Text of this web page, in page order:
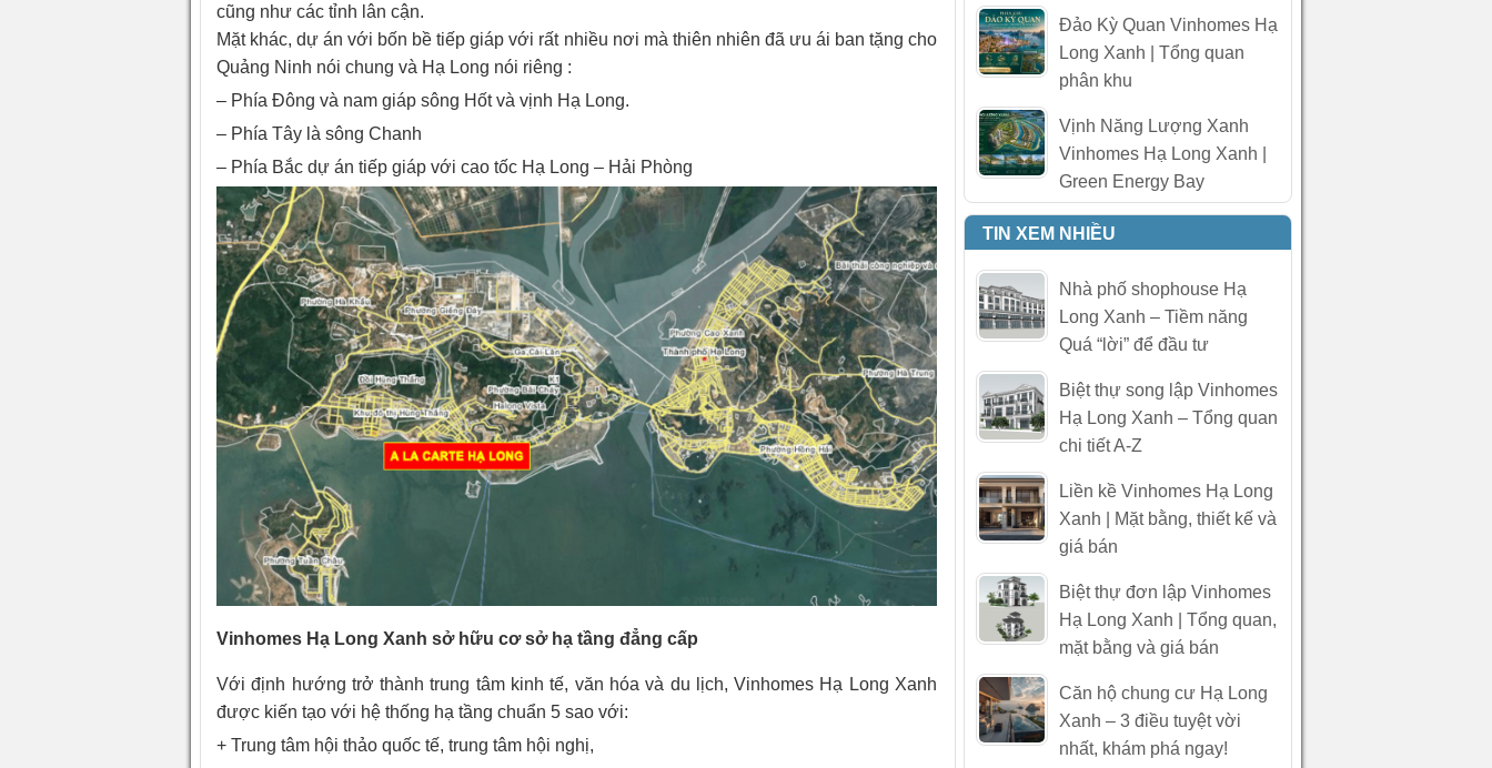
cũng như các tỉnh lân cận.
Mặt khác, dự án với bốn bề tiếp giáp với rất nhiều nơi mà thiên nhiên đã ưu ái ban tặng cho
Quảng Ninh nói chung và Hạ Long nói riêng :
– Phía Đông và nam giáp sông Hốt và vịnh Hạ Long.
– Phía Tây là sông Chanh
– Phía Bắc dự án tiếp giáp với cao tốc Hạ Long – Hải Phòng
Vinhomes Hạ Long Xanh sở hữu cơ sở hạ tầng đẳng cấp
Với định hướng trở thành trung tâm kinh tế, văn hóa và du lịch, Vinhomes Hạ Long Xanh
được kiến tạo với hệ thống hạ tầng chuẩn 5 sao với:
+ Trung tâm hội thảo quốc tế, trung tâm hội nghị,
Đảo Kỳ Quan Vinhomes Hạ
Long Xanh | Tổng quan
phân khu
Vịnh Năng Lượng Xanh
Vinhomes Hạ Long Xanh |
Green Energy Bay
TIN XEM NHIỀU
Nhà phố shophouse Hạ
Long Xanh – Tiềm năng
Quá “lời” để đầu tư
Biệt thự song lập Vinhomes
Hạ Long Xanh – Tổng quan
chi tiết A-Z
Liền kề Vinhomes Hạ Long
Xanh | Mặt bằng, thiết kế và
giá bán
Biệt thự đơn lập Vinhomes
Hạ Long Xanh | Tổng quan,
mặt bằng và giá bán
Căn hộ chung cư Hạ Long
Xanh – 3 điều tuyệt vời
nhất, khám phá ngay!